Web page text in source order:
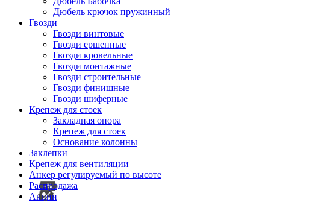
Дюбель крючок пружинный
Гвозди
Гвозди винтовые
Гвозди ершенные
Гвозди кровельные
Гвозди монтажные
Гвозди строительные
Гвозди финишные
Гвозди шиферные
Крепеж для стоек
Закладная опора
Крепеж для стоек
Основание колонны
Заклепки
Крепеж для вентиляции
Анкер регулируемый по высоте
Распродажа
Акции